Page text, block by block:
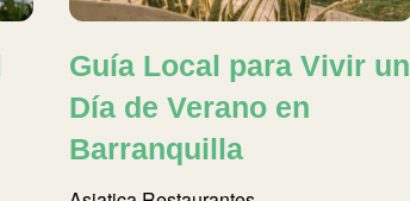
Guía Local para Vivir un
Día de Verano en
Barranquilla